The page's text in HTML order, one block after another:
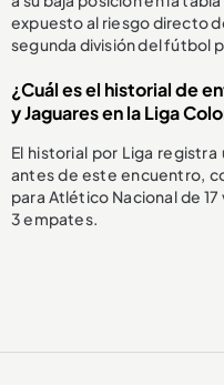
expuesto al riesgo directo
segunda división del fútbol
¿Cuál es el historial de
y Jaguares en la Liga
El historial por Liga
antes de este encuentro,
para Atlético Nacional de
3 empates.